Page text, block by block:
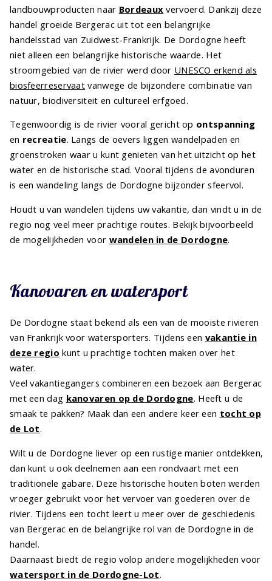
landbouwproducten naar Bordeaux vervoerd. Dankzij deze
handel groeide Bergerac uit tot een belangrijke
handelsstad van Zuidwest-Frankrijk. De Dordogne heeft
niet alleen een belangrijke historische waarde. Het
stroomgebied van de rivier werd door UNESCO erkend als
biosfeerreservaat vanwege de bijzondere combinatie van
natuur, biodiversiteit en cultureel erfgoed.
Tegenwoordig is de rivier vooral gericht op ontspanning
en recreatie. Langs de oevers liggen wandelpaden en
groenstroken waar u kunt genieten van het uitzicht op het
water en de historische stad. Vooral tijdens de avonduren
is een wandeling langs de Dordogne bijzonder sfeervol.
Houdt u van wandelen tijdens uw vakantie, dan vindt u in de
regio nog veel meer prachtige routes. Bekijk bijvoorbeeld
de mogelijkheden voor wandelen in de Dordogne.
Kanovaren en watersport
De Dordogne staat bekend als een van de mooiste rivieren
van Frankrijk voor watersporters. Tijdens een vakantie in
deze regio kunt u prachtige tochten maken over het
water.
Veel vakantiegangers combineren een bezoek aan Bergerac
met een dag kanovaren op de Dordogne. Heeft u de
smaak te pakken? Maak dan een andere keer een tocht op
de Lot.
Wilt u de Dordogne liever op een rustige manier ontdekken,
dan kunt u ook deelnemen aan een rondvaart met een
traditionele gabare. Deze historische houten boten werden
vroeger gebruikt voor het vervoer van goederen over de
rivier. Tijdens een tocht leert u meer over de geschiedenis
van Bergerac en de belangrijke rol van de Dordogne in de
handel.
Daarnaast biedt de regio volop andere mogelijkheden voor
watersport in de Dordogne-Lot.